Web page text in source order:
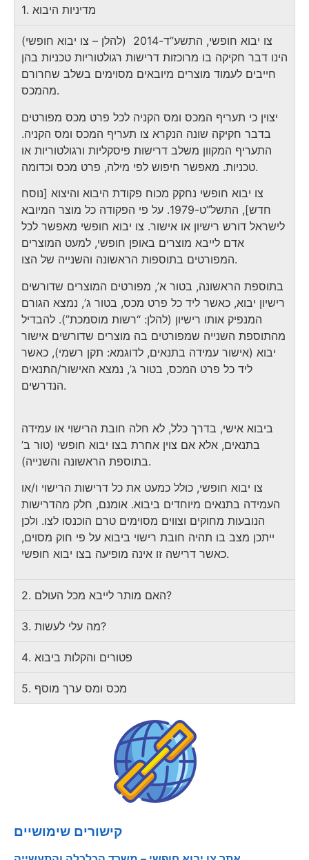
1. מדיניות היבוא
צו יבוא חופשי, התשע”ד-2014 (להלן – צו יבוא חופשי)
הינו דבר חקיקה בו מרוכזות דרישות רגולטוריות טכניות בהן
חייבים לעמוד מוצרים מיובאים מסוימים בשלב שחרורם
מהמכס.
יצוין כי תעריף המכס ומס הקניה לכל פרט מכס מפורטים
בדבר חקיקה שונה הנקרא צו תעריף המכס ומס הקניה.
התעריף המקוון משלב דרישות פיסקליות ורגולטוריות או
טכניות. מאפשר חיפוש לפי מילה, פרט מכס וכדומה.
צו יבוא חופשי נחקק מכוח פקודת היבוא והיצוא [נוסח
חדש], התשל”ט-1979. על פי הפקודה כל מוצר המיובא
לישראל דורש רישיון או אישור. צו יבוא חופשי מאפשר לכל
אדם לייבא מוצרים באופן חופשי, למעט המוצרים
המפורטים בתוספות הראשונה והשנייה של הצו.
בתוספת הראשונה, בטור א’, מפורטים המוצרים שדורשים
רישיון יבוא, כאשר ליד כל פרט מכס, בטור ג’, נמצא הגורם
המנפיק אותו רישיון (להלן: “רשות מוסמכת”). להבדיל
מהתוספת השנייה שמפורטים בה מוצרים שדורשים אישור
יבוא (אישור עמידה בתנאים, לדוגמא: תקן רשמי), כאשר
ליד כל פרט המכס, בטור ג’, נמצא האישור/התנאים
הנדרשים.
ביבוא אישי, בדרך כלל, לא חלה חובת הרישוי או עמידה
בתנאים, אלא אם צוין אחרת בצו יבוא חופשי (טור ב’
בתוספת הראשונה והשנייה).
צו יבוא חופשי, כולל כמעט את כל דרישות הרישוי ו/או
העמידה בתנאים מיוחדים ביבוא. אומנם, חלק מהדרישות
הנובעות מחוקים וצווים מסוימים טרם הוכנסו לצו. ולכן
ייתכן מצב בו תהיה חובת רישוי ביבוא על פי חוק מסוים,
כאשר דרישה זו אינה מופיעה בצו יבוא חופשי.
2. האם מותר לייבא מכל העולם?
3. מה עלי לעשות?
4. פטורים והקלות ביבוא
5. מכס ומס ערך מוסף
קישורים שימושיים